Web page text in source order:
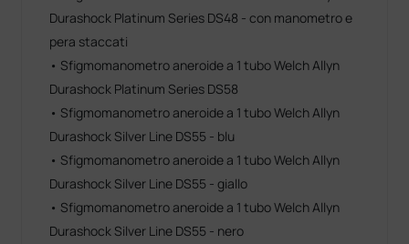
Durashock Platinum Series DS48 - con manometro e
pera staccati
• Sfigmomanometro aneroide a 1 tubo Welch Allyn
Durashock Platinum Series DS58
• Sfigmomanometro aneroide a 1 tubo Welch Allyn
Durashock Silver Line DS55 - blu
• Sfigmomanometro aneroide a 1 tubo Welch Allyn
Durashock Silver Line DS55 - giallo
• Sfigmomanometro aneroide a 1 tubo Welch Allyn
Durashock Silver Line DS55 - nero